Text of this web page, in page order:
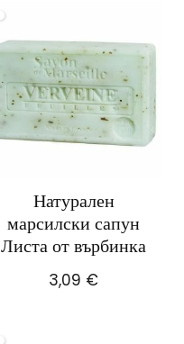
Натурален
марсилски сапун
Листа от върбинка
3,09 €